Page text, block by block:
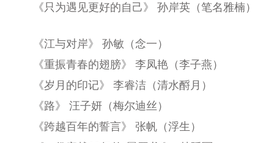
《只为遇见更好的自己》 孙岸英（笔名雅楠）
《江与对岸》 孙敏（念一）
《重振青春的翅膀》 李凤艳（李子燕）
《岁月的印记》 李睿洁（清水酹月）
《路》 汪子妍（梅尔迪丝）
《跨越百年的誓言》 张帆（浮生）